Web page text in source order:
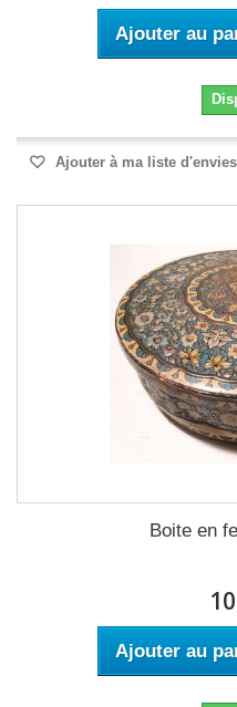
Ajouter au
Ajouter à ma liste d'envies
Boite en
Ajouter au